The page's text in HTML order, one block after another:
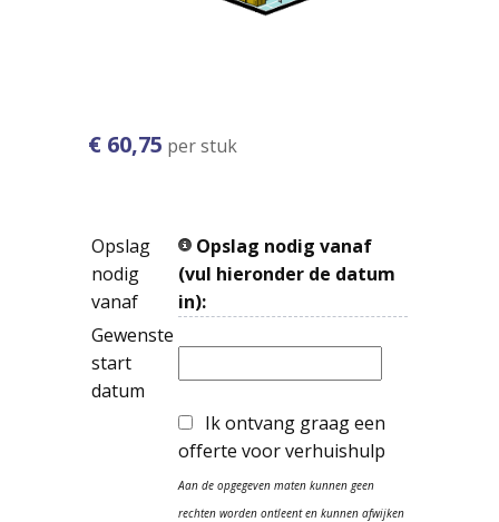
€ 60,75 per stuk
Opslag
nodig
vanaf
Opslag nodig vanaf
(vul hieronder de datum
in):
Gewenste
start
datum
Ik ontvang graag een
offerte voor verhuishulp
Aan de opgegeven maten kunnen geen
rechten worden ontleent en kunnen afwijken